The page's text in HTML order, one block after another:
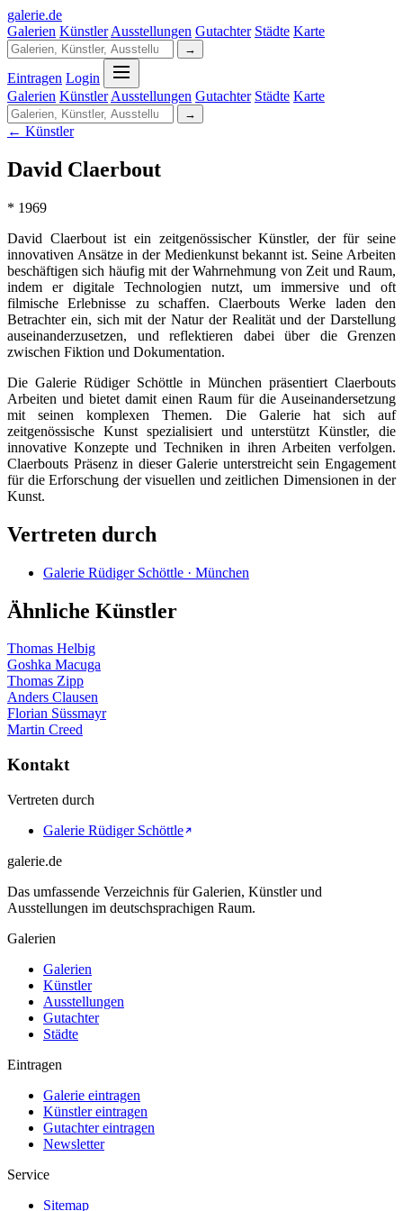
galerie.de
Galerien Künstler Ausstellungen Gutachter Städte Karte
→
Eintragen Login
Galerien Künstler Ausstellungen Gutachter Städte Karte
→
← Künstler
David Claerbout
* 1969
David Claerbout ist ein zeitgenössischer Künstler, der für seine
innovativen Ansätze in der Medienkunst bekannt ist. Seine Arbeiten
beschäftigen sich häufig mit der Wahrnehmung von Zeit und Raum,
indem er digitale Technologien nutzt, um immersive und oft
filmische Erlebnisse zu schaffen. Claerbouts Werke laden den
Betrachter ein, sich mit der Natur der Realität und der Darstellung
auseinanderzusetzen, und reflektieren dabei über die Grenzen
zwischen Fiktion und Dokumentation.
Die Galerie Rüdiger Schöttle in München präsentiert Claerbouts
Arbeiten und bietet damit einen Raum für die Auseinandersetzung
mit seinen komplexen Themen. Die Galerie hat sich auf
zeitgenössische Kunst spezialisiert und unterstützt Künstler, die
innovative Konzepte und Techniken in ihren Arbeiten verfolgen.
Claerbouts Präsenz in dieser Galerie unterstreicht sein Engagement
für die Erforschung der visuellen und zeitlichen Dimensionen in der
Kunst.
Vertreten durch
Galerie Rüdiger Schöttle · München
Ähnliche Künstler
Thomas Helbig
Goshka Macuga
Thomas Zipp
Anders Clausen
Florian Süssmayr
Martin Creed
Kontakt
Vertreten durch
Galerie Rüdiger Schöttle
galerie.de
Das umfassende Verzeichnis für Galerien, Künstler und
Ausstellungen im deutschsprachigen Raum.
Galerien
Galerien
Künstler
Ausstellungen
Gutachter
Städte
Eintragen
Galerie eintragen
Künstler eintragen
Gutachter eintragen
Newsletter
Service
Sitemap